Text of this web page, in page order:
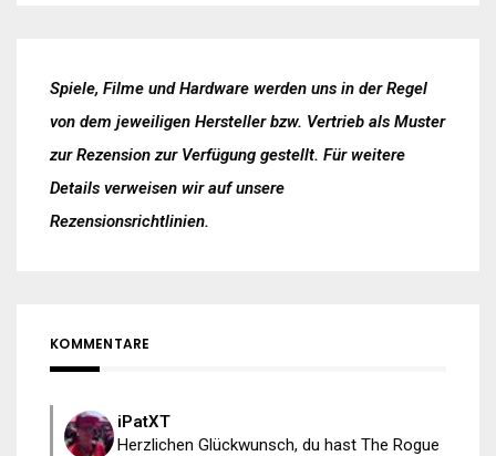
Spiele, Filme und Hardware werden uns in der Regel
von dem jeweiligen Hersteller bzw. Vertrieb als Muster
zur Rezension zur Verfügung gestellt. Für weitere
Details verweisen wir auf unsere
Rezensionsrichtlinien.
KOMMENTARE
iPatXT
Herzlichen Glückwunsch, du hast The Rogue